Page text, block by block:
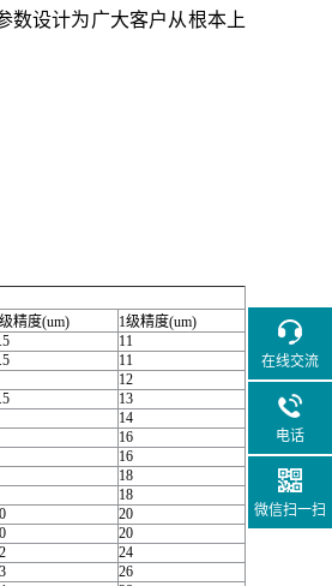
数设计为广大客户从根本上
精度(um)
1级精度(um)
11
11
12
13
14
16
16
18
18
20
20
24
26
在线交流
电话
微信扫一扫